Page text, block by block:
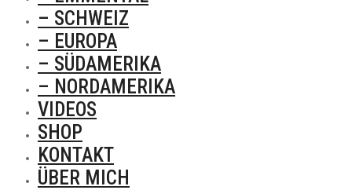
– SCHWEIZ
– EUROPA
– SÜDAMERIKA
– NORDAMERIKA
VIDEOS
SHOP
KONTAKT
ÜBER MICH